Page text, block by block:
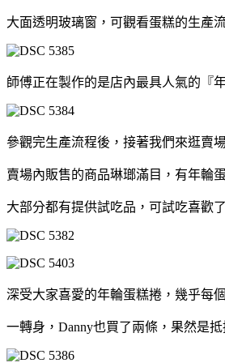
大面透明玻璃窗，可觀看蛋糕的生產
師傅正在製作的是店內最具人氣的『年
參觀完生產流程後，接著我們來逛賣
賣場內販售的商品琳瑯滿目，有年輪
大部分都有提供試吃品，可試吃喜歡
深受大家喜愛的年輪蛋糕捲，幾乎每
一轉身，Danny也買了兩條，果然是